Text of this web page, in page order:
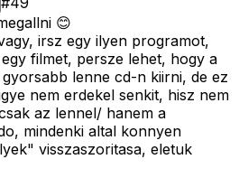
😊
irsz egy ilyen programot,
filmet, persze lehet, hogy a
lenne cd-n kiirni, de ez
nem erdekel senkit, hisz nem
az lennel/ hanem a
mindenki altal konnyen
visszaszoritasa, eletuk